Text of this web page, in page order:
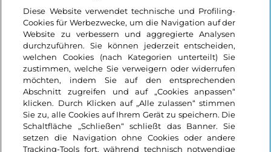
Login
Bleiben wir in Kontakt
Diese Website verwendet technische und Profiling-
Cookies für Werbezwecke, um die Navigation auf der
Website zu verbessern und aggregierte Analysen
durchzuführen. Sie können jederzeit entscheiden,
welchen Cookies (nach Kategorien unterteilt) Sie
zustimmen, welche Sie verweigern oder widerrufen
möchten, indem Sie auf den entsprechenden
Abschnitt zugreifen und auf „Cookies anpassen“
klicken. Durch Klicken auf „Alle zulassen“ stimmen
Sie zu, alle Cookies auf Ihrem Gerät zu speichern. Die
Schaltfläche „Schließen“ schließt das Banner. Sie
setzen die Navigation ohne Cookies oder andere
Tracking-Tools fort, während technisch notwendige